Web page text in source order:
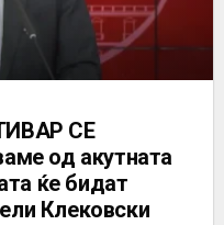
СЕ
од акутната
ќе бидат
Клековски